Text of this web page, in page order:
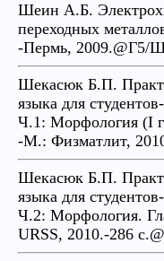
Шеин А.Б.
переходных
-Пермь, 2009.@Г5/
Шекасюк Б.П.
языка для
Ч.1: Морфология (I
-М.: Физматлит,
Шекасюк Б.П.
языка для
Ч.2: Морфология.
URSS, 2010.-286